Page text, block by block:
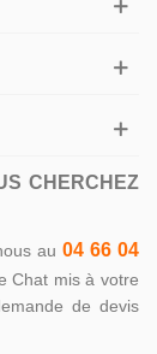
CHERCHEZ
au 04 66 04
Chat mis à votre
de devis